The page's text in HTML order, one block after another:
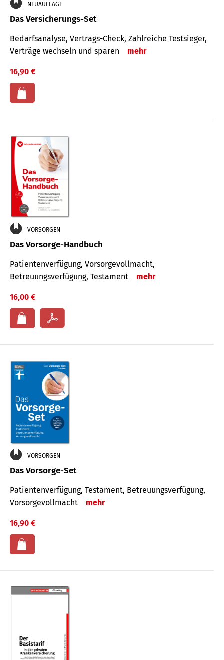
NEUAUFLAGE
Das Versicherungs-Set
Bedarfsanalyse, Vertrags-Check, Zahlreiche Testsieger,
Verträge wechseln und sparen
mehr
16,90 €
VORSORGEN
Das Vorsorge-Handbuch
Patientenverfügung, Vorsorgevollmacht,
Betreuungsverfügung, Testament
mehr
16,00 €
VORSORGEN
Das Vorsorge-Set
Patienten­ver­fügung, Testa­ment, Be­treuungs­verfü­gung,
Vor­sorge­voll­macht
mehr
16,90 €